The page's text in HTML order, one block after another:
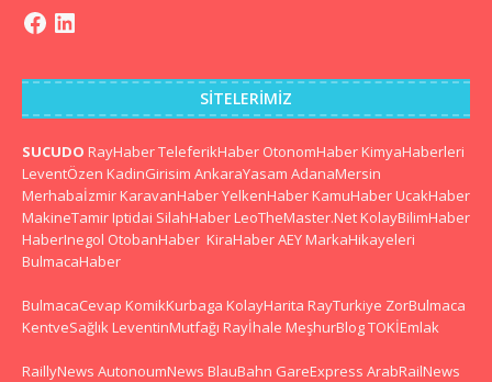
SITELERIMIZ
SUCUDO RayHaberTeleferikHaber OtonomHaber KimyaHaberleri
LeventÖzen KadinGirisim AnkaraYasam AdanaMersin
Merhabaİzmir KaravanHaberYelkenHaber KamuHaber UcakHaber
MakineTamir Iptidai SilahHaber LeoTheMaster.Net KolayBilimHaber
HaberInegol OtobanHaber KiraHaberAEY MarkaHikayeleri
BulmacaHaber
BulmacaCevap KomikKurbaga KolayHarita RayTurkiye ZorBulmaca
KentveSağlık LeventinMutfağı Rayİhale MeşhurBlogTOKİEmlak
RaillyNews AutonoumNews BlauBahn GareExpress ArabRailNews